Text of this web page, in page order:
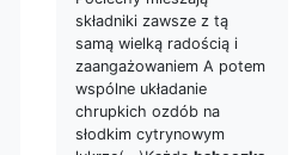
składniki zawsze z tą
samą wielką radością i
zaangażowaniem A potem
wspólne układanie
chrupkich ozdób na
słodkim cytrynowym